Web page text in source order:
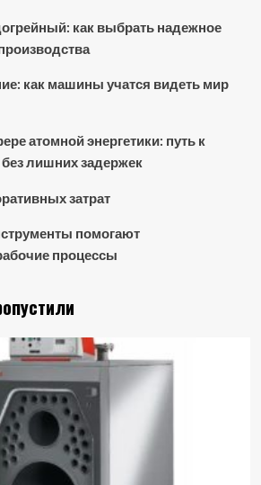
как выбрать надежное
как машины учатся видеть мир
атомной энергетики: путь к
лишних задержек
затрат
помогают
процессы